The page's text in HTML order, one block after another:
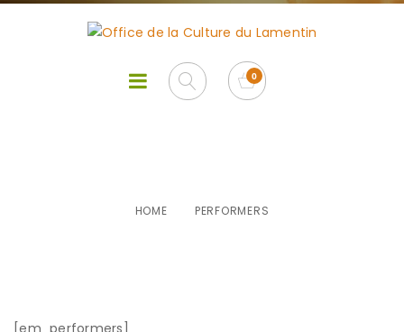
HOME PERFORMERS
[em_performers]